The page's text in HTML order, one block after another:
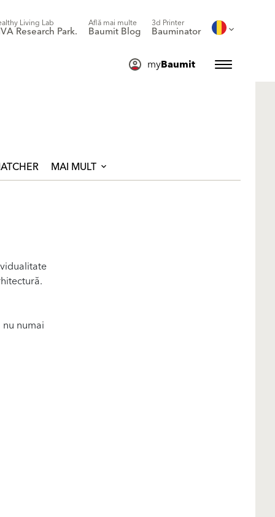
Living Lab
Research Park.
Află mai multe
Baumit Blog
3d Printer
Bauminator
myBaumit
MAI MULT
numai